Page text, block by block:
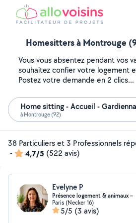
Homesitters à Montrouge
Vous vous absentez pendant vos
souhaitez confier votre logement
Postez votre demande en 2 clics...
Home sitting - Accueil -
à Montrouge (92)
38 Particuliers et 3 Professionnels
-
4,7/5 (522 avis)
Evelyne P
Présence logement & animaux –
Paris (Necker 16)
5/5 (3 avis)